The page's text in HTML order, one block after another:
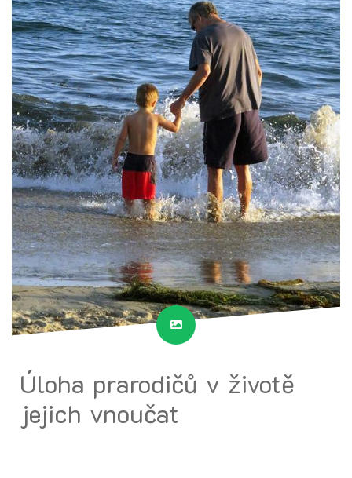
Úloha prarodičů v životě
jejich vnoučat